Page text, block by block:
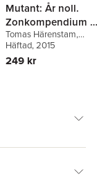
Mutant: År noll.
Zonkompendium
Dö, köttätare, dö
Tomas Härenstam,
Christian Granath
Bengtsson
Häftad, 2015
249 kr